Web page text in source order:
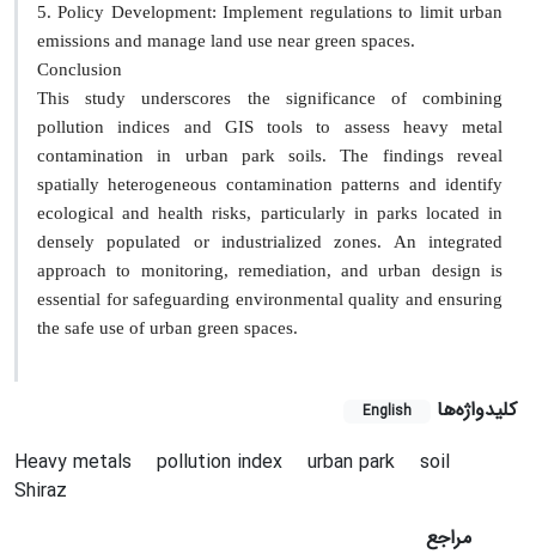
5. Policy Development: Implement regulations to limit urban
emissions and manage land use near green spaces.
Conclusion
This study underscores the significance of combining
pollution indices and GIS tools to assess heavy metal
contamination in urban park soils. The findings reveal
spatially heterogeneous contamination patterns and identify
ecological and health risks, particularly in parks located in
densely populated or industrialized zones. An integrated
approach to monitoring, remediation, and urban design is
essential for safeguarding environmental quality and ensuring
the safe use of urban green spaces.
کلیدواژه‌ها English
Heavy metals pollution index urban park
soil
Shiraz
مراجع